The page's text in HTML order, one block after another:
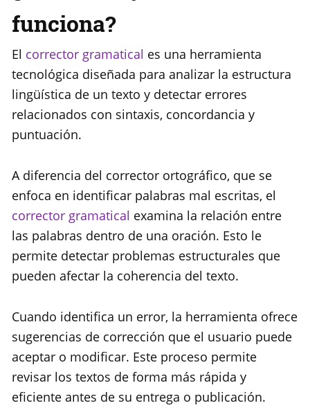
funciona?
El corrector gramatical es una herramienta
tecnológica diseñada para analizar la estructura
lingüística de un texto y detectar errores
relacionados con sintaxis, concordancia y
puntuación.
A diferencia del corrector ortográfico, que se
enfoca en identificar palabras mal escritas, el
corrector gramatical examina la relación entre
las palabras dentro de una oración. Esto le
permite detectar problemas estructurales que
pueden afectar la coherencia del texto.
Cuando identifica un error, la herramienta ofrece
sugerencias de corrección que el usuario puede
aceptar o modificar. Este proceso permite
revisar los textos de forma más rápida y
eficiente antes de su entrega o publicación.